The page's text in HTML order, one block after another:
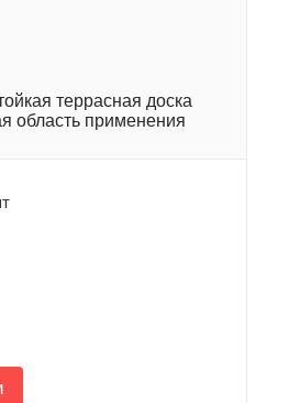
террасная доска
область применения